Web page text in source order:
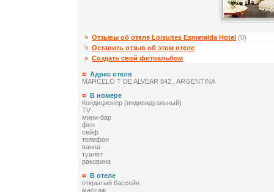
Отзывы об отеле Loisuites Esmeralda Hotel (0)
Оставить отзыв об этом отеле
Создать свой фотоальбом
Адрес отеля
MARCELO T DE ALVEAR 842,, ARGENTINA
В номере
Кондиционер (индивидуальный)
TV
мини-бар
фен
сейф
телефон
ванна
туалет
раковина
В отеле
открытый бассейн
массаж